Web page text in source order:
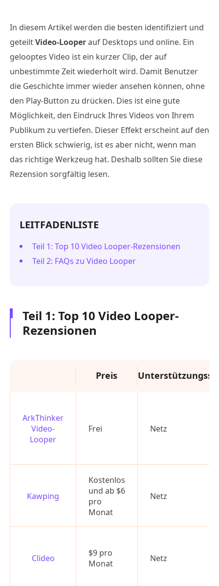
In diesem Artikel werden die besten identifiziert und
geteiltVideo-Looperauf Desktops und online. Ein
gelooptes Video ist ein kurzer Clip, der auf
unbestimmte Zeit wiederholt wird. Damit Benutzer
die Geschichte immer wieder ansehen können, ohne
den Play-Button zu drücken. Dies ist eine gute
Möglichkeit, den Eindruck Ihres Videos von Ihrem
Publikum zu vertiefen. Dieser Effekt erscheint auf den
ersten Blick schwierig, ist es aber nicht, wenn man
das richtige Werkzeug hat. Deshalb sollten Sie diese
Rezension sorgfältig lesen.
LEITFADENLISTE
Teil 1: Top 10 Video Looper-Rezensionen
Teil 2: FAQs zu Video Looper
Teil 1: Top 10 Video Looper-
Rezensionen
Preis
ArkThinker
Video-
Looper
Frei Netz
Kawping
Kostenlos
und ab $6
pro
Monat
Netz
Clideo
$9 pro
Monat
Netz